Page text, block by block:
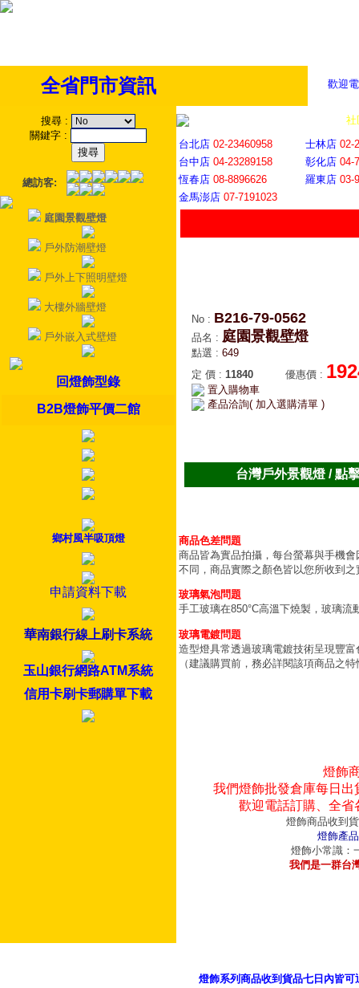
歡迎
全省門市資訊
搜尋 :
關鍵字 :
總訪客:
庭園景觀壁燈
戶外防潮壁燈
戶外上下照明壁燈
大樓外牆壁燈
戶外嵌入式壁燈
回燈飾型錄
B2B燈飾平價二館
鄉村風半吸頂燈
申請資料下載
華南銀行線上刷卡系統
玉山銀行網路ATM系統
信用卡刷卡郵購單下載
社
台北店 02-23460958 士林店 02-
台中店 04-23289158 彰化店 04-
恆春店 08-8896626 羅東店 03-
金馬澎店 07-7191023
No : B216-79-0562
品名 : 庭園景觀壁燈
點選 : 649
定 價 : 11840 優惠價 :
置入購物車
產品洽詢( 加入選購清單 )
台灣戶外景觀燈 / 點
商品色差問題
商品皆為實品拍攝，每台螢幕與手機
不同，商品實際之顏色皆以您所收到之
玻璃氣泡問題
手工玻璃在850°C高溫下燒製，玻璃
玻璃電鍍問題
造型燈具常透過玻璃電鍍技術呈現豐
（建議購買前，務必詳閱該項商品之
燈飾
我們燈飾批發倉庫每日
歡迎電話訂購、全
燈飾商品收到
燈飾產
燈飾小常識：
我們是一群台
燈飾系列商品收到貨品七日內皆